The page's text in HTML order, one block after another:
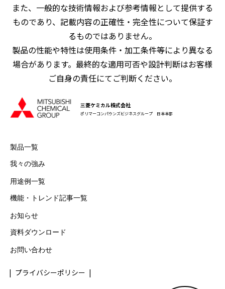
また、一般的な技術情報および参考情報として提供する
ものであり、記載内容の正確性・完全性について保証す
るものではありません。
製品の性能や特性は使用条件・加工条件等により異なる
場合があります。最終的な適用可否や設計判断はお客様
ご自身の責任にてご判断ください。
三菱ケミカル株式会社
ポリマーコンパウンズビジネスグループ 日本本部
製品一覧
我々の強み
用途例一覧
機能・トレンド記事一覧
お知らせ
資料ダウンロード
お問い合わせ
プライバシーポリシー